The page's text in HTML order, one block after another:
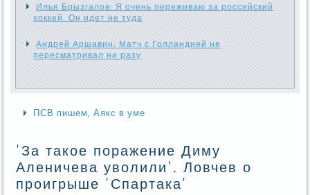
Илья Брызгалов: Я очень переживаю за российский
хоккей. Он идет не туда
Андрей Аршавин: Матч с Голландией не
пересматривал ни разу
ПСВ пишем, Аякс в уме
'За такое поражение Диму
Аленичева уволили'. Ловчев о
проигрыше 'Спартака'